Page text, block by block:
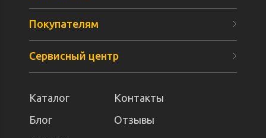
Покупателям
Сервисный центр
Каталог
Контакты
Блог
Отзывы